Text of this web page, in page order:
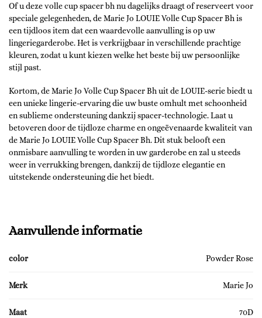
Of u deze volle cup spacer bh nu dagelijks draagt of reserveert voor
speciale gelegenheden, de Marie Jo LOUIE Volle Cup Spacer Bh is
een tijdloos item dat een waardevolle aanvulling is op uw
lingeriegarderobe. Het is verkrijgbaar in verschillende prachtige
kleuren, zodat u kunt kiezen welke het beste bij uw persoonlijke
stijl past.
Kortom, de Marie Jo Volle Cup Spacer Bh uit de LOUIE-serie biedt u
een unieke lingerie-ervaring die uw buste omhult met schoonheid
en sublieme ondersteuning dankzij spacer-technologie. Laat u
betoveren door de tijdloze charme en ongeëvenaarde kwaliteit van
de Marie Jo LOUIE Volle Cup Spacer Bh. Dit stuk belooft een
onmisbare aanvulling te worden in uw garderobe en zal u steeds
weer in verrukking brengen, dankzij de tijdloze elegantie en
uitstekende ondersteuning die het biedt.
Aanvullende informatie
color Powder Rose
Merk Marie Jo
Maat 70D